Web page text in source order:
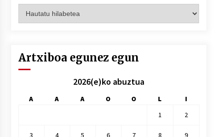
hilez
Artxiboa egunez egun
2026(e)ko abuztua
A A A O O L
I
1
2
3 4 5 6 7 8 9